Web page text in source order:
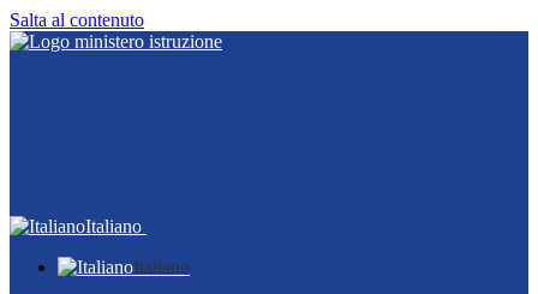
Salta al contenuto
Italiano
Italiano